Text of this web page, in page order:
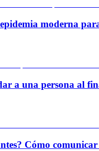
moderna
a una persona al
Cómo